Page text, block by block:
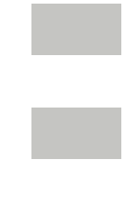
die
vor